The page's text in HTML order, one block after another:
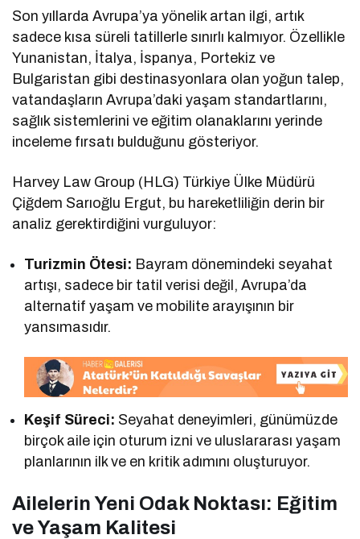
Son yıllarda Avrupa’ya yönelik artan ilgi, artık
sadece kısa süreli tatillerle sınırlı kalmıyor. Özellikle
Yunanistan, İtalya, İspanya, Portekiz ve
Bulgaristan gibi destinasyonlara olan yoğun talep,
vatandaşların Avrupa’daki yaşam standartlarını,
sağlık sistemlerini ve eğitim olanaklarını yerinde
inceleme fırsatı bulduğunu gösteriyor.
Harvey Law Group (HLG) Türkiye Ülke Müdürü
Çiğdem Sarıoğlu Ergut, bu hareketliliğin derin bir
analiz gerektirdiğini vurguluyor:
Turizmin Ötesi: Bayram dönemindeki seyahat
artışı, sadece bir tatil verisi değil, Avrupa’da
alternatif yaşam ve mobilite arayışının bir
yansımasıdır.
Keşif Süreci: Seyahat deneyimleri, günümüzde
birçok aile için oturum izni ve uluslararası yaşam
planlarının ilk ve en kritik adımını oluşturuyor.
Ailelerin Yeni Odak Noktası: Eğitim
ve Yaşam Kalitesi